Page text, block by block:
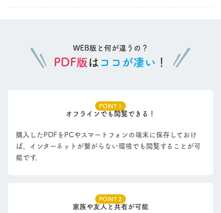
WEB版と何が違うの？
PDF版は ココが凄い ！
POINT 1
オフラインでも閲覧できる！
購入したPDFをPCやスマートフォンの端末に保存しておけ
ば、インターネットが繋がらない環境でも閲覧することが可
能です。
POINT 2
家族や友人と共有が可能